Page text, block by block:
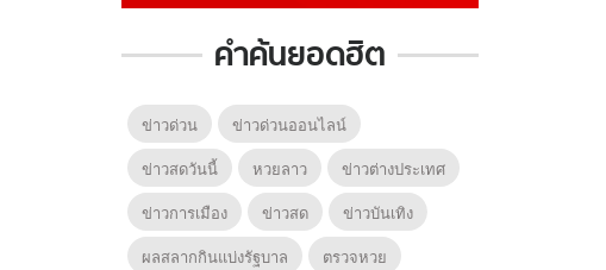
คำค้นยอดฮิต
ข่าวด่วน
ข่าวด่วนออนไลน์
ข่าวสดวันนี้
หวยลาว
ข่าวต่างประเทศ
ข่าวการเมือง
ข่าวสด
ข่าวบันเทิง
ผลสลากกินแบ่งรัฐบาล
ตรวจหวย